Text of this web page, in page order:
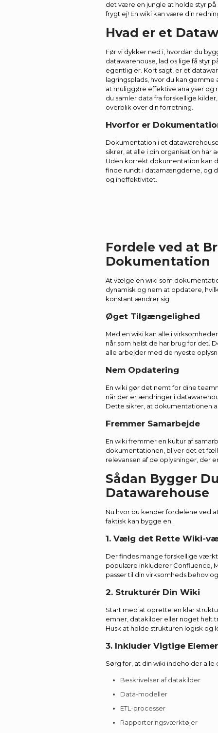
det være en jungle at holde styr
frygt ej! En wiki kan være din
Hvad er et
Før vi dykker ned i, hvordan du
datawarehouse, lad os lige få styr
egentlig er. Kort sagt, er et
lagringsplads, hvor du kan gemme
at muliggøre effektive analyser og
du samler data fra forskellige
overblik over din forretning.
Hvorfor er
Dokumentation i et
sikrer, at alle i din organisation har
Uden korrekt dokumentation kan
finde rundt i datamængderne, og
og ineffektivitet.
Fordele ved at
Dokumentation
At vælge en wiki som
dynamisk og nem at opdatere,
konstant ændrer sig.
Øget Tilgængelighed
Med en wiki kan alle i
når som helst de har brug for det.
alle arbejder med de nyeste
Nem Opdatering
En wiki gør det nemt for dine
når der er ændringer i
Dette sikrer, at dokumentationen
Fremmer Samarbejde
En wiki fremmer en kultur af
dokumentationen, bliver det et
relevansen af de oplysninger, der
Sådan Bygger
Datawarehouse
Nu hvor du kender fordelene ved
faktisk kan bygge en.
1. Vælg det Rette Wiki-
Der findes mange forskellige
populære inkluderer Confluence,
passer til din virksomheds behov
2. Strukturér Din Wiki
Start med at oprette en klar
emner, datakilder eller noget helt
Husk at holde strukturen logisk og
3. Inkluder Vigtige
Sørg for, at din wiki indeholder
Beskrivelser af datakilder
Data-modeller
ETL-processer
Rapporteringsværktøjer